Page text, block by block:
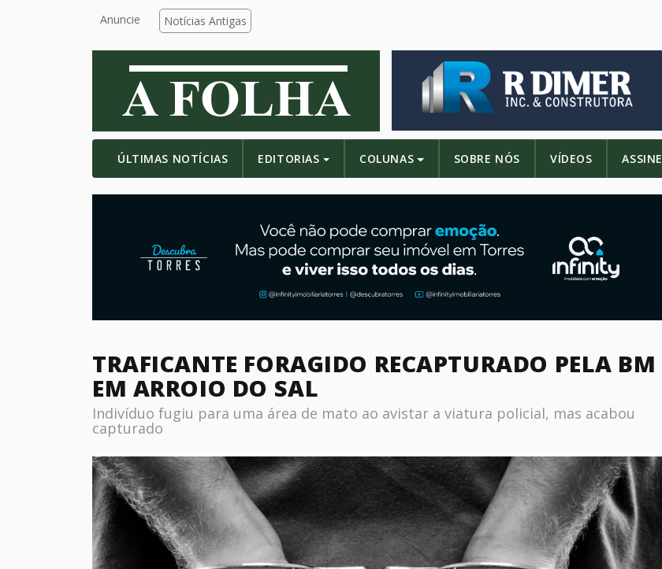
Anuncie Notícias Antigas
ÚLTIMAS NOTÍCIAS EDITORIAS COLUNAS SOBRE NÓS VÍDEOS ASSINE
TRAFICANTE FORAGIDO RECAPTURADO PELA BM
EM ARROIO DO SAL
Indivíduo fugiu para uma área de mato ao avistar a viatura policial, mas acabou
capturado